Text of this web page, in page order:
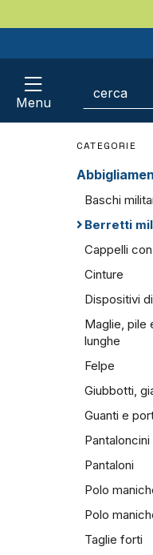
Menu
CATEGORIE
Baschi
Berretti
Cappelli
Cinture
Dispositivi
Maglie, pile
lunghe
Felpe
Giubbotti,
Guanti e
Pantaloncini
Pantaloni
Polo
Polo
Taglie forti